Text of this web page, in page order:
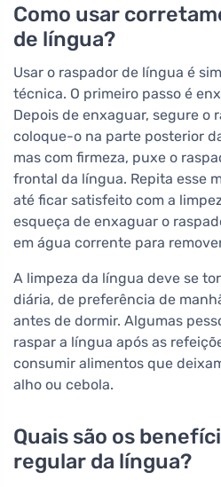
Como usar
de língua?
Usar o raspador de língua é
técnica. O primeiro passo é
Depois de enxaguar, segure o
coloque-o na parte posterior
mas com firmeza, puxe o
frontal da língua. Repita esse
até ficar satisfeito com a
esqueça de enxaguar o
em água corrente para
A limpeza da língua deve se
diária, de preferência de
antes de dormir. Algumas
raspar a língua após as
consumir alimentos que
alho ou cebola.
Quais são os
regular da língua?